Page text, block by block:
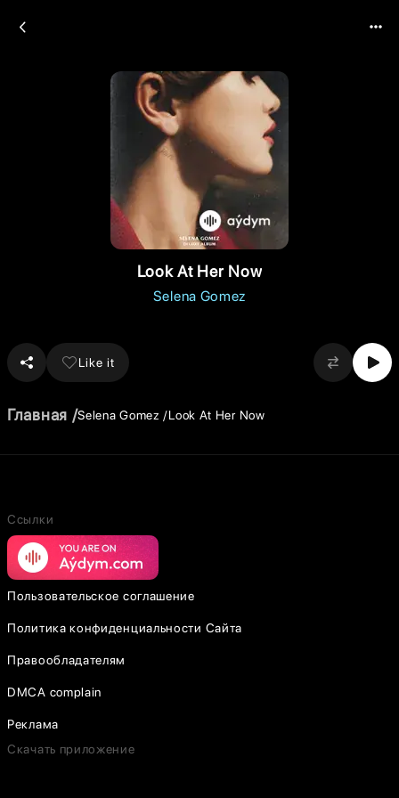
Look At Her Now
Selena Gomez
Like it
Главная Selena Gomez Look At Her Now
Ссылки
Пользовательское соглашение
Политика конфиденциальности Сайта
Правообладателям
DMCA complain
Реклама
Скачать приложение